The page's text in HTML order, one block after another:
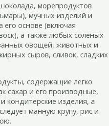
морепродуктов
мучных изделий и
его основе (включая
а также любых соленых
овощей, животных и
сыров, сливок, сладких
содержащие легко
сахар и его производные,
кондитерские изделия, а
манную крупу, рис и